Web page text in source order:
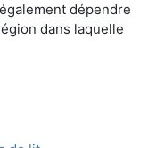
dépendre
dans laquelle